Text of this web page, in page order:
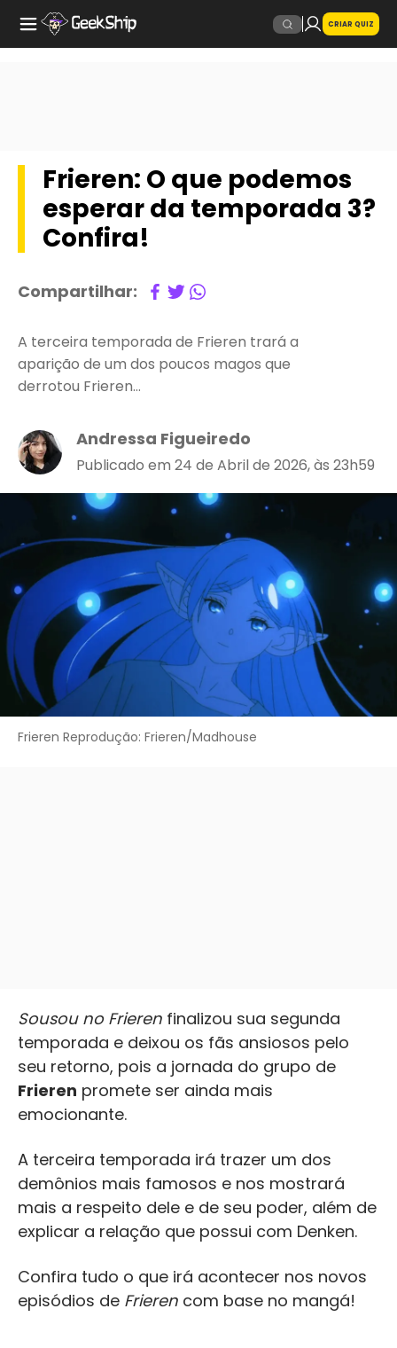
CRIAR QUIZ
Frieren: O que podemos
esperar da temporada 3?
Confira!
Compartilhar:
A terceira temporada de Frieren trará a
aparição de um dos poucos magos que
derrotou Frieren…
Andressa Figueiredo
Publicado em 24 de Abril de 2026, às 23h59
Frieren Reprodução: Frieren/Madhouse
Sousou no Frieren finalizou sua segunda
temporada e deixou os fãs ansiosos pelo
seu retorno, pois a jornada do grupo de
Frieren promete ser ainda mais
emocionante.
A terceira temporada irá trazer um dos
demônios mais famosos e nos mostrará
mais a respeito dele e de seu poder, além de
explicar a relação que possui com Denken.
Confira tudo o que irá acontecer nos novos
episódios de Frieren com base no mangá!